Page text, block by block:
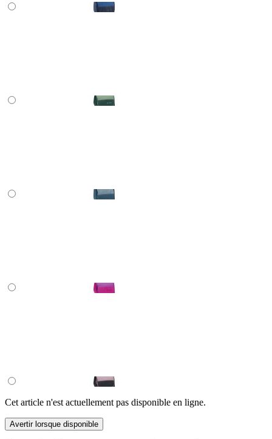
Cet article n'est actuellement pas disponible en ligne.
Avertir lorsque disponible